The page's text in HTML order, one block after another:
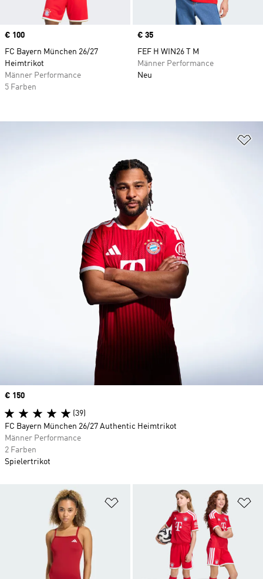
Price
€ 100
FC Bayern München 26/27
Heimtrikot
Männer Performance
5 Farben
Price
€ 35
FEF H WIN26 T M
Männer Performance
Neu
Zur Wunschliste hinzufügen
Price
€ 150
(39)
FC Bayern München 26/27 Authentic Heimtrikot
Männer Performance
2 Farben
Spielertrikot